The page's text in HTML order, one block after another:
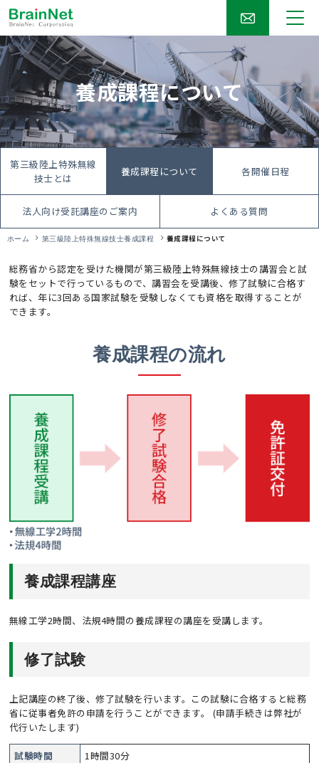
養成課程について
第三級陸上特殊無線
技士とは
養成課程について 各開催日程
法人向け受託講座のご案内 よくある質問
ホーム 第三級陸上特殊無線技士養成課程 養成課程について
総務省から認定を受けた機関が第三級陸上特殊無線技士の講習会と試
験をセットで行っているもので、講習会を受講後、修了試験に合格す
れば、年に3回ある国家試験を受験しなくても資格を取得することが
できます。
養成課程の流れ
養成課程講座
無線工学2時間、法規4時間の養成課程の講座を受講します。
修了試験
上記講座の終了後、修了試験を行います。この試験に合格すると総務
省に従事者免許の申請を行うことができます。 (申請手続きは弊社が
代行いたします)
試験時間
1時間30分